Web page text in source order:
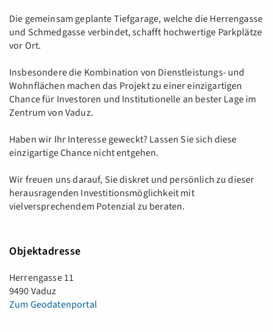
Die gemeinsam geplante Tiefgarage, welche die Herrengasse
und Schmedgasse verbindet, schafft hochwertige Parkplätze
vor Ort.
Insbesondere die Kombination von Dienstleistungs- und
Wohnflächen machen das Projekt zu einer einzigartigen
Chance für Investoren und Institutionelle an bester Lage im
Zentrum von Vaduz.
Haben wir Ihr Interesse geweckt? Lassen Sie sich diese
einzigartige Chance nicht entgehen.
Wir freuen uns darauf, Sie diskret und persönlich zu dieser
herausragenden Investitionsmöglichkeit mit
vielversprechendem Potenzial zu beraten.
Objektadresse
Herrengasse 11
9490 Vaduz
Zum Geodatenportal